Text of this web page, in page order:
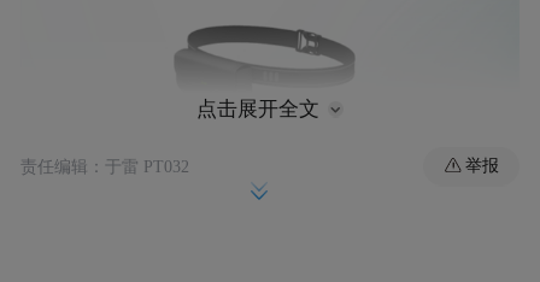
点击展开全文
责任编辑：于雷 PT032 举报